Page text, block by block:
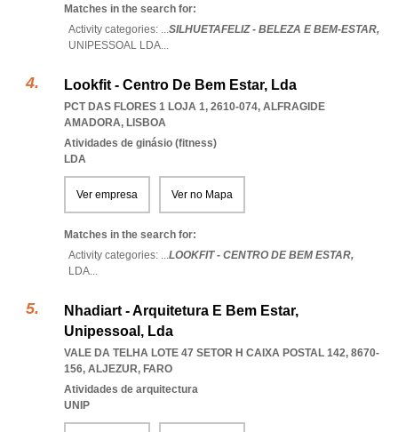
Matches in the search for:
Activity categories: ...SILHUETAFELIZ - BELEZA E BEM-ESTAR,
UNIPESSOAL LDA...
Lookfit - Centro De Bem Estar, Lda
PCT DAS FLORES 1 LOJA 1, 2610-074, ALFRAGIDE
AMADORA, LISBOA
Atividades de ginásio (fitness)
LDA
Ver empresa Ver no Mapa
Matches in the search for:
Activity categories: ...LOOKFIT - CENTRO DE BEM ESTAR,
LDA...
Nhadiart - Arquitetura E Bem Estar,
Unipessoal, Lda
VALE DA TELHA LOTE 47 SETOR H CAIXA POSTAL 142, 8670-
156, ALJEZUR, FARO
Atividades de arquitectura
UNIP